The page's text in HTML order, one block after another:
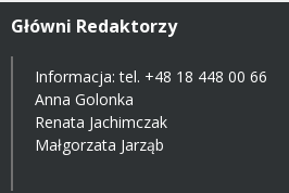
Główni Redaktorzy
Informacja: tel. +48 18 448 00 66
Anna Golonka
Renata Jachimczak
Małgorzata Jarząb